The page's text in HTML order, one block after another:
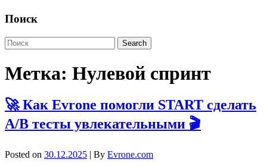
Поиск
Метка: Нулевой спринт
🚀 Как Evrone помогли START сделать
A/B тесты увлекательными 🎬
Posted on 30.12.2025 | By Evrone.com